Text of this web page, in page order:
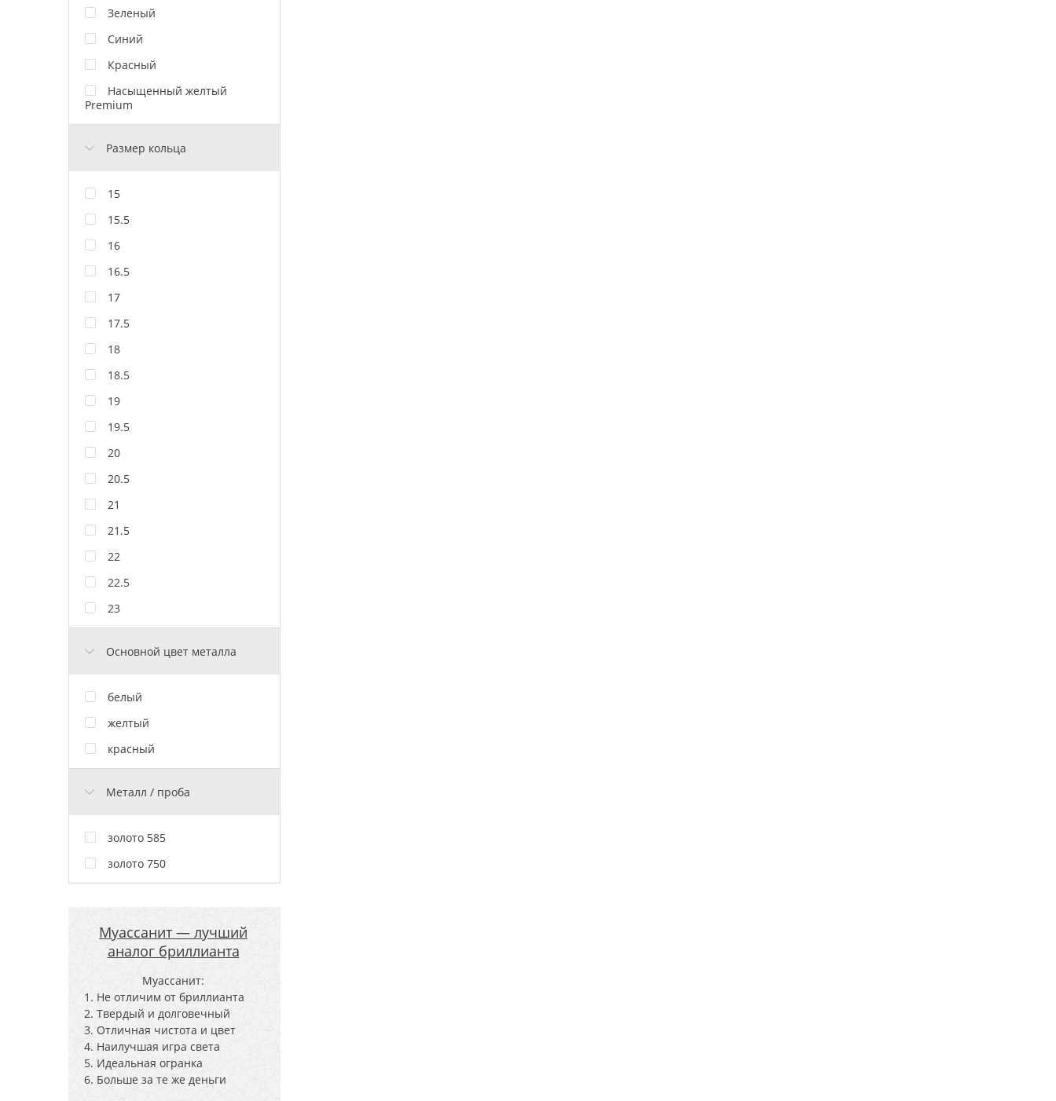
Зеленый
Синий
Красный
Насыщенный желтый
Premium
Размер кольца
15
15.5
16
16.5
17
17.5
18
18.5
19
19.5
20
20.5
21
21.5
22
22.5
23
Основной цвет металла
белый
желтый
красный
Металл / проба
золото 585
золото 750
Муассанит — лучший
аналог бриллианта
Муассанит:
Не отличим от бриллианта
Твердый и долговечный
Отличная чистота и цвет
Наилучшая игра света
Идеальная огранка
Больше за те же деньги